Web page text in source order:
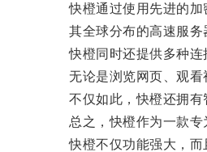
快橙通过使用先进的加
其全球分布的高速服务器
快橙同时还提供多种连
无论是浏览网页、观看视
不仅如此，快橙还拥有智
总之，快橙作为一款专为
快橙不仅功能强大，而